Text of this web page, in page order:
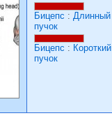
Бицепс : Длинный
пучок
Бицепс : Короткий
пучок